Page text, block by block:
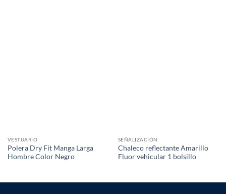
VESTUARIO
Polera Dry Fit Manga Larga
Hombre Color Negro
SEÑALIZACIÓN
Chaleco reflectante Amarillo
Fluor vehicular 1 bolsillo